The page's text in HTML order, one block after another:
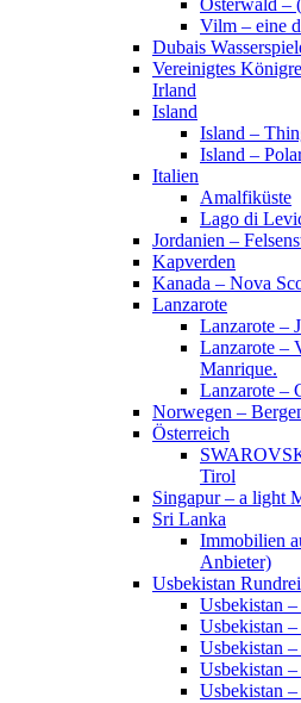
Osterwald –
Vilm – eine
Dubais
Vereinigtes
Irland
Island
Island –
Island –
Italien
Amalfiküste
Lago di
Jordanien –
Kapverden
Kanada – Nova
Lanzarote
Lanzarote –
Lanzarote –
Manrique.
Lanzarote –
Norwegen –
Österreich
Tirol
Singapur – a light
Sri Lanka
Immobilien
Anbieter)
Usbekistan
Usbekistan
Usbekistan
Usbekistan
Usbekistan
Usbekistan